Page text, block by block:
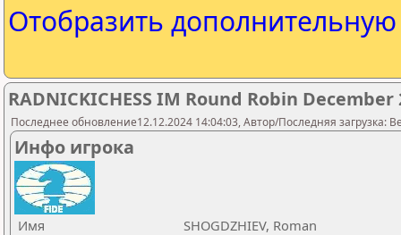
Отобразить
RADNICKICHESS IM Round Robin December
Последнее обновление12.12.2024 14:04:03, Автор/Последняя загрузка:
Инфо игрока
Имя
SHOGDZHIEV, Roman